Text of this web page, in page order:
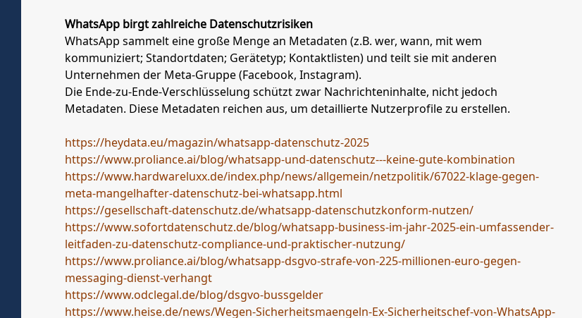
WhatsApp birgt zahlreiche Datenschutzrisiken
WhatsApp sammelt eine große Menge an Metadaten (z.B. wer, wann, mit wem
kommuniziert; Standortdaten; Gerätetyp; Kontaktlisten) und teilt sie mit anderen
Unternehmen der Meta-Gruppe (Facebook, Instagram).
Die Ende-zu-Ende-Verschlüsselung schützt zwar Nachrichteninhalte, nicht jedoch
Metadaten. Diese Metadaten reichen aus, um detaillierte Nutzerprofile zu erstellen.
https://heydata.eu/magazin/whatsapp-datenschutz-2025
https://www.proliance.ai/blog/whatsapp-und-datenschutz---keine-gute-kombination
https://www.hardwareluxx.de/index.php/news/allgemein/netzpolitik/67022-klage-gegen-
meta-mangelhafter-datenschutz-bei-whatsapp.html
https://gesellschaft-datenschutz.de/whatsapp-datenschutzkonform-nutzen/
https://www.sofortdatenschutz.de/blog/whatsapp-business-im-jahr-2025-ein-umfassender-
leitfaden-zu-datenschutz-compliance-und-praktischer-nutzung/
https://www.proliance.ai/blog/whatsapp-dsgvo-strafe-von-225-millionen-euro-gegen-
messaging-dienst-verhangt
https://www.odclegal.de/blog/dsgvo-bussgelder
https://www.heise.de/news/Wegen-Sicherheitsmaengeln-Ex-Sicherheitschef-von-WhatsApp-